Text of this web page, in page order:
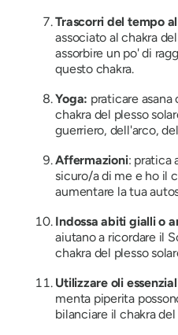
Trascorri del tempo
associato al chakra
assorbire un po' di
questo chakra.
Yoga: praticare asana
chakra del plesso
guerriero, dell'arco,
Affermazioni: pratica
sicuro/a di me e ho il
aumentare la tua
Indossa abiti gialli o
aiutano a ricordare il
chakra del plesso
Utilizzare oli
menta piperita
bilanciare il chakra del